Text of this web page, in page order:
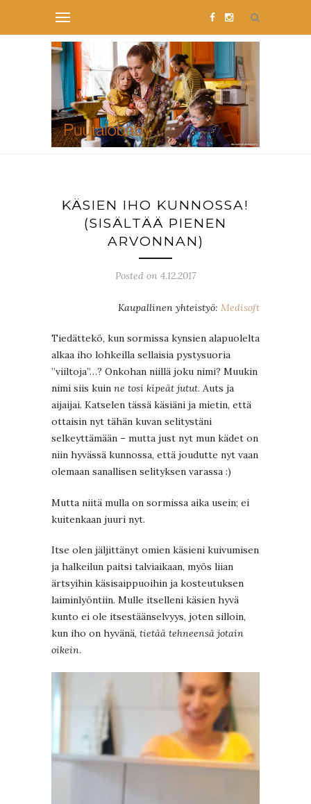
KÄSIEN IHO KUNNOSSA!
(SISÄLTÄÄ PIENEN
ARVONNAN)
Posted on 4.12.2017
Kaupallinen yhteistyö: Medisoft
Tiedättekö, kun sormissa kynsien alapuolelta
alkaa iho lohkeilla sellaisia pystysuoria
”viiltoja”…? Onkohan niillä joku nimi? Muukin
nimi siis kuin ne tosi kipeät jutut. Auts ja
aijaijai. Katselen tässä käsiäni ja mietin, että
ottaisin nyt tähän kuvan selitystäni
selkeyttämään – mutta just nyt mun kädet on
niin hyvässä kunnossa, että joudutte nyt vaan
olemaan sanallisen selityksen varassa :)
Mutta niitä mulla on sormissa aika usein; ei
kuitenkaan juuri nyt.
Itse olen jäljittänyt omien käsieni kuivumisen
ja halkeilun paitsi talviaikaan, myös liian
ärtsyihin käsisaippuoihin ja kosteutuksen
laiminlyöntiin. Mulle itselleni käsien hyvä
kunto ei ole itsestäänselvyys, joten silloin,
kun iho on hyvänä, tietää tehneensä jotain
oikein.